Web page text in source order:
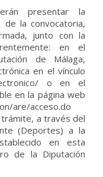
presentar la
la convocatoria,
junto con la
en el
de Málaga,
en el vínculo
o en el
en la página web
are/acceso.do
trámite, a través del
(Deportes) a la
en esta
de la Diputación